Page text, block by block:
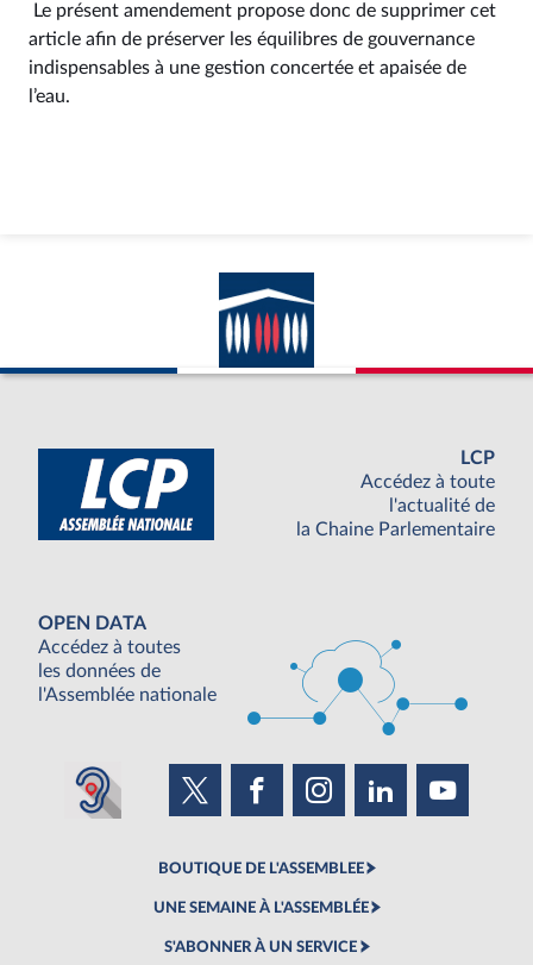
Le présent amendement propose donc de supprimer cet
article afin de préserver les équilibres de gouvernance
indispensables à une gestion concertée et apaisée de
l’eau.
LCP
Accédez à toute
l'actualité de
la Chaine Parlementaire
OPEN DATA
Accédez à toutes
les données de
l'Assemblée nationale
BOUTIQUE DE L'ASSEMBLEE
UNE SEMAINE À L'ASSEMBLÉE
S'ABONNER À UN SERVICE